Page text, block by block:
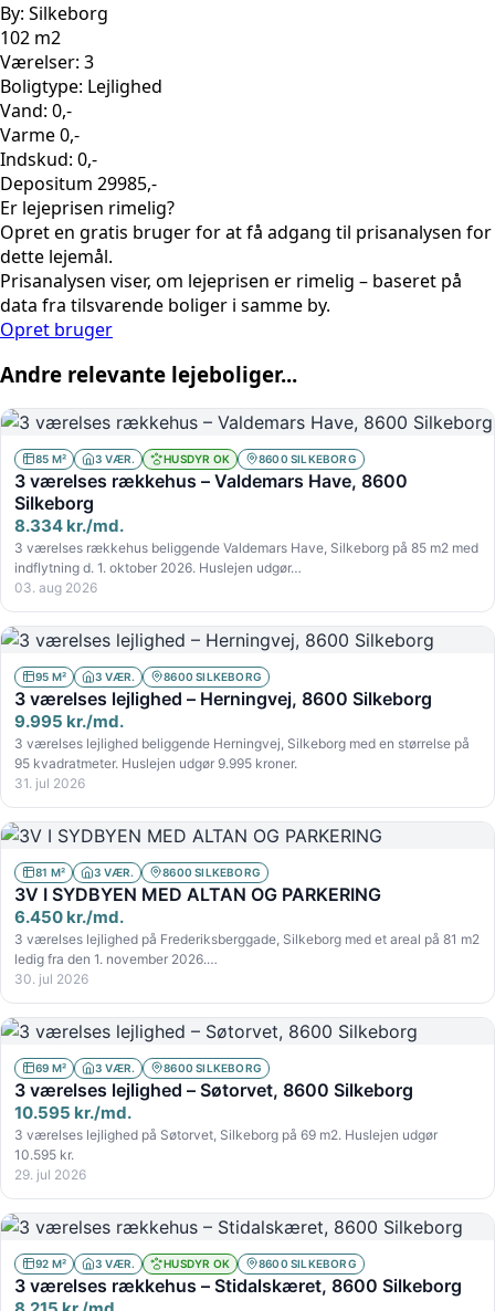
By: Silkeborg
102 m2
Værelser: 3
Boligtype: Lejlighed
Vand: 0,-
Varme 0,-
Indskud: 0,-
Depositum 29985,-
Er lejeprisen rimelig?
Opret en gratis bruger for at få adgang til prisanalysen for
dette lejemål.
Prisanalysen viser, om lejeprisen er rimelig – baseret på
data fra tilsvarende boliger i samme by.
Opret bruger
Andre relevante lejeboliger...
85 M² 3 VÆR. HUSDYR OK 8600 SILKEBORG
3 værelses rækkehus – Valdemars Have, 8600
Silkeborg
8.334 kr./md.
3 værelses rækkehus beliggende Valdemars Have, Silkeborg på 85 m2 med
indflytning d. 1. oktober 2026. Huslejen udgør…
03. aug 2026
95 M² 3 VÆR. 8600 SILKEBORG
3 værelses lejlighed – Herningvej, 8600 Silkeborg
9.995 kr./md.
3 værelses lejlighed beliggende Herningvej, Silkeborg med en størrelse på
95 kvadratmeter. Huslejen udgør 9.995 kroner.
31. jul 2026
81 M² 3 VÆR. 8600 SILKEBORG
3V I SYDBYEN MED ALTAN OG PARKERING
6.450 kr./md.
3 værelses lejlighed på Frederiksberggade, Silkeborg med et areal på 81 m2
ledig fra den 1. november 2026.…
30. jul 2026
69 M² 3 VÆR. 8600 SILKEBORG
3 værelses lejlighed – Søtorvet, 8600 Silkeborg
10.595 kr./md.
3 værelses lejlighed på Søtorvet, Silkeborg på 69 m2. Huslejen udgør
10.595 kr.
29. jul 2026
92 M² 3 VÆR. HUSDYR OK 8600 SILKEBORG
3 værelses rækkehus – Stidalskæret, 8600 Silkeborg